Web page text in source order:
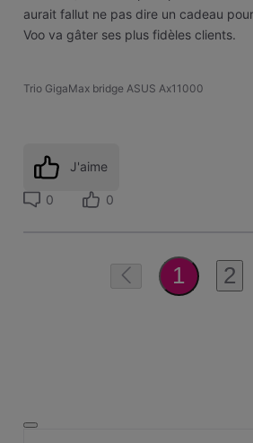
aurait fallut ne pas dire un cadeau
Voo va gâter ses plus fidèles clients.
Trio GigaMax bridge ASUS Ax11000
J'aime
0 0
1 2